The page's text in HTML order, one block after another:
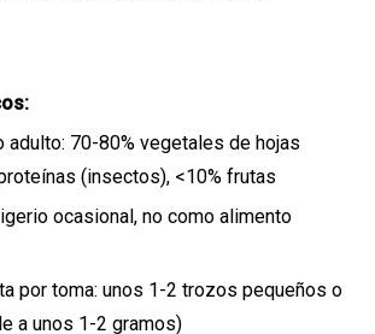
adulto: 70-80% vegetales de hojas
(insectos), <10% frutas
ocasional, no como alimento
por toma: unos 1-2 trozos pequeños o
a unos 1-2 gramos)